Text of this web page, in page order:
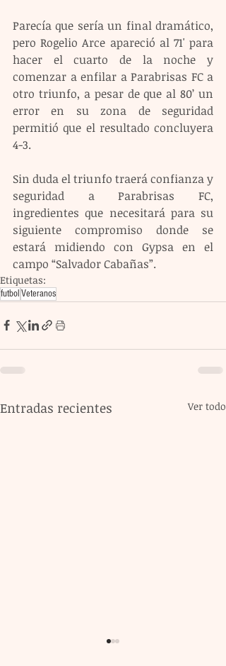
Parecía que sería un final dramático,
pero Rogelio Arce apareció al 71' para
hacer el cuarto de la noche y
comenzar a enfilar a Parabrisas FC a
otro triunfo, a pesar de que al 80’ un
error en su zona de seguridad
permitió que el resultado concluyera
4-3.
Sin duda el triunfo traerá confianza y
seguridad a Parabrisas FC,
ingredientes que necesitará para su
siguiente compromiso donde se
estará midiendo con Gypsa en el
campo “Salvador Cabañas”.
Etiquetas:
futbol Veteranos
Entradas recientes Ver todo